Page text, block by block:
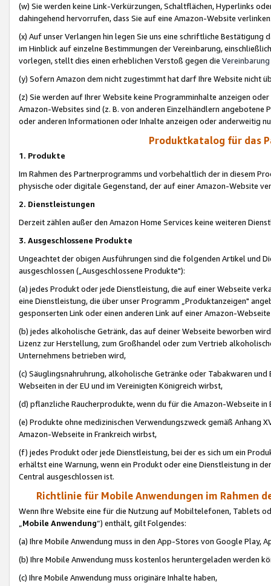
(w) Sie werden keine Link-Verkürzungen, Schaltflächen, Hyperlinks
dahingehend hervorrufen, dass Sie auf eine Amazon-Website
(x) Auf unser Verlangen hin legen Sie uns eine schriftliche
im Hinblick auf einzelne Bestimmungen der Vereinbarung,
vorlegen, stellt dies einen erheblichen Verstoß gegen die Vereinbarung
(y) Sofern Amazon dem nicht zugestimmt hat darf Ihre Website nicht
(z) Sie werden auf Ihrer Website keine Programminhalte anzeigen
Amazon-Websites sind (z. B. von anderen Einzelhändlern
oder anderen Informationen oder Inhalte anzeigen oder anderweitig
Produktkatalog für das
1. Produkte
Im Rahmen des Partnerprogramms und vorbehaltlich der in diesem
physische oder digitale Gegenstand, der auf einer Amazon-Website
2. Dienstleistungen
Derzeit zählen außer den Amazon Home Services keine weiteren
3. Ausgeschlossene Produkte
Ungeachtet der obigen Ausführungen sind die folgenden Artikel und
ausgeschlossen („Ausgeschlossene Produkte"):
(a) jedes Produkt oder jede Dienstleistung, die auf einer Webseite
eine Dienstleistung, die über unser Programm „Produktanzeigen"
gesponserten Link oder einen anderen Link auf einer Amazon-
(b) jedes alkoholische Getränk, das auf deiner Webseite beworben
Lizenz zur Herstellung, zum Großhandel oder zum Vertrieb
Unternehmens betrieben wird,
(c) Säuglingsnahruhrung, alkoholische Getränke oder Tabakwaren
Webseiten in der EU und im Vereinigten Königreich wirbst,
(d) pflanzliche Raucherprodukte, wenn du für die Amazon-Webseite in
(e) Produkte ohne medizinischen Verwendungszweck gemäß Anhang
Amazon-Webseite in Frankreich wirbst,
(f) jedes Produkt oder jede Dienstleistung, bei der es sich um ein
erhältst eine Warnung, wenn ein Produkt oder eine Dienstleistung in
Central ausgeschlossen ist.
Richtlinie für Mobile Anwendungen im Rahmen
Wenn Ihre Website eine für die Nutzung auf Mobiltelefonen, Tablets
„Mobile Anwendung“) enthält, gilt Folgendes:
(a) Ihre Mobile Anwendung muss in den App-Stores von Google Play,
(b) Ihre Mobile Anwendung muss kostenlos heruntergeladen werden
(c) Ihre Mobile Anwendung muss originäre Inhalte haben,